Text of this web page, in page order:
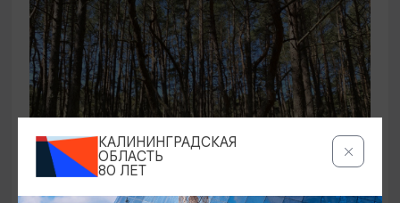
ЭКСКУРСИИ УЧРЕЖДЕНИЙ КУЛЬТУРЫ
КАЛИНИНГРАДСКАЯ
ОБЛАСТЬ
80 ЛЕТ